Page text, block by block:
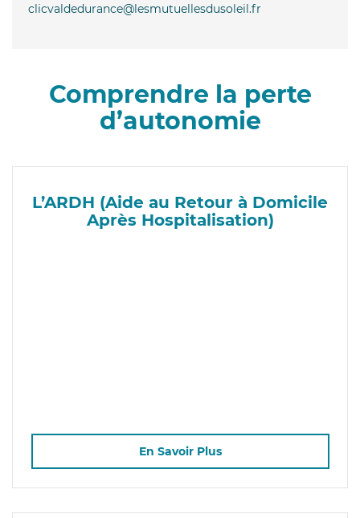
clicvaldedurance@lesmutuellesdusoleil.fr
Comprendre la perte
d’autonomie
L’ARDH (Aide au Retour à Domicile
Après Hospitalisation)
En Savoir Plus